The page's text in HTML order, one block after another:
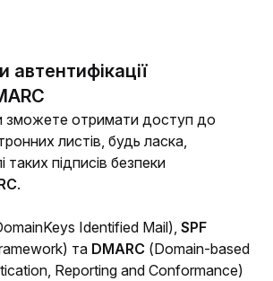
автентифікації
зможете отримати доступ до
листів, будь ласка,
.
Identified Mail),
) та DMARC (Domain-based
Reporting and Conformance)